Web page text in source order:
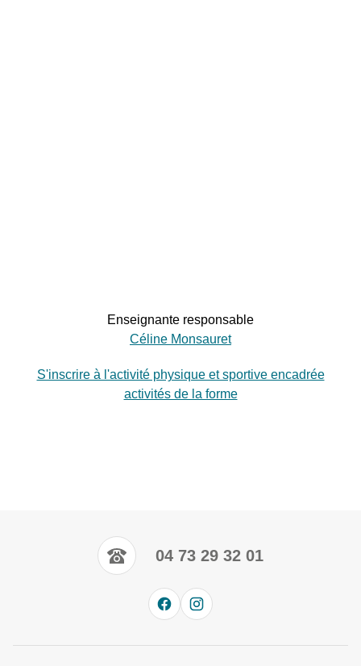
Enseignante responsable
Céline Monsauret
S'inscrire à l'activité physique et sportive encadrée
activités de la forme
04 73 29 32 01